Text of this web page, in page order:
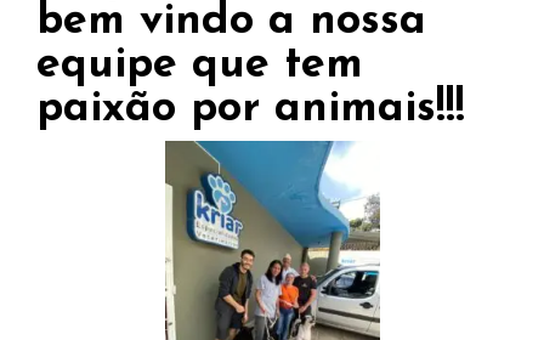
bem vindo a nossa
equipe que tem
paixão por animais!!!